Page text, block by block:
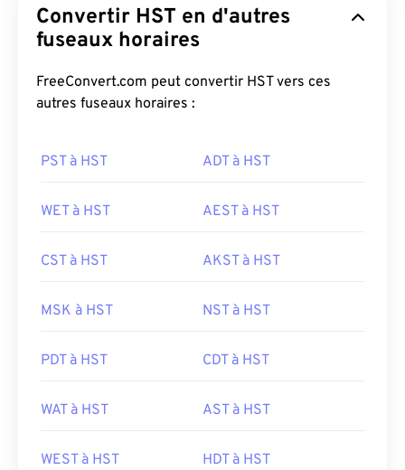
Convertir HST en d'autres
fuseaux horaires
FreeConvert.com peut convertir HST vers ces
autres fuseaux horaires :
PST à HST ADT à HST
WET à HST AEST à HST
CST à HST AKST à HST
MSK à HST NST à HST
PDT à HST CDT à HST
WAT à HST AST à HST
WEST à HST HDT à HST